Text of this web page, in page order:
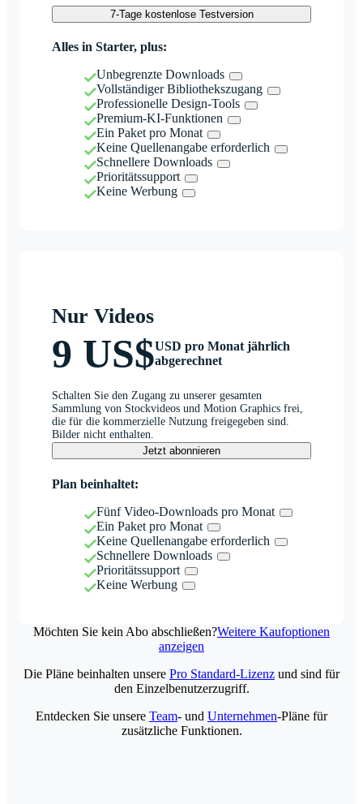
7-Tage kostenlose Testversion
Alles in Starter, plus:
Unbegrenzte Downloads
Vollständiger Bibliothekszugang
Professionelle Design-Tools
Premium-KI-Funktionen
Ein Paket pro Monat
Keine Quellenangabe erforderlich
Schnellere Downloads
Prioritätssupport
Keine Werbung
Nur Videos
9 US$USD pro Monat jährlich
abgerechnet
Schalten Sie den Zugang zu unserer gesamten
Sammlung von Stockvideos und Motion Graphics frei,
die für die kommerzielle Nutzung freigegeben sind.
Bilder nicht enthalten.
Jetzt abonnieren
Plan beinhaltet:
Fünf Video-Downloads pro Monat
Ein Paket pro Monat
Keine Quellenangabe erforderlich
Schnellere Downloads
Prioritätssupport
Keine Werbung
Möchten Sie kein Abo abschließen?Weitere Kaufoptionen
anzeigen
Die Pläne beinhalten unsere Pro Standard-Lizenz und sind für
den Einzelbenutzerzugriff.
Entdecken Sie unsere Team- und Unternehmen-Pläne für
zusätzliche Funktionen.